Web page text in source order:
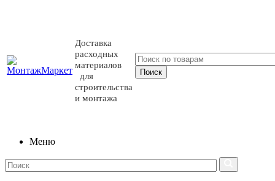
Доставка
расходных
материалов
для
строительства
и монтажа
Меню